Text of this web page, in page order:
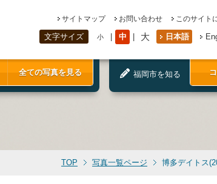
サイトマップ お問い合わせ このサイト
文字サイズ 小 中 大 日本語
全ての写真を見る 福岡市を知る
TOP 写真一覧ページ 博多デイトス